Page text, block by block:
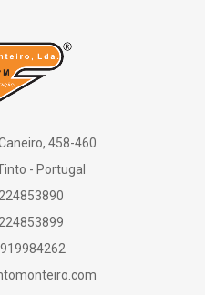
458-460
- Portugal